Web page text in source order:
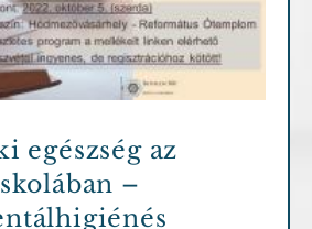
Archív cikkek
egészség az
–